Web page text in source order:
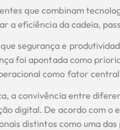
que combinam
a eficiência da cadeia,
segurança e
foi apontada como
como fator
a convivência entre
digital. De acordo com o
distintos como uma